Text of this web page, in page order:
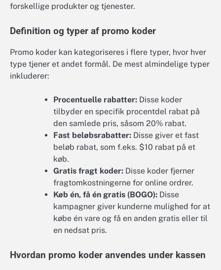
forskellige produkter og tjenester.
Definition og typer af promo koder
Promo koder kan kategoriseres i flere typer, hvor hver
type tjener et andet formål. De mest almindelige typer
inkluderer:
Procentuelle rabatter: Disse koder
tilbyder en specifik procentdel rabat på
den samlede pris, såsom 20% rabat.
Fast beløbsrabatter: Disse giver et fast
beløb rabat, som f.eks. $10 rabat på et
køb.
Gratis fragt koder: Disse koder fjerner
fragtomkostningerne for online ordrer.
Køb én, få én gratis (BOGO): Disse
kampagner giver kunderne mulighed for at
købe én vare og få en anden gratis eller til
en nedsat pris.
Hvordan promo koder anvendes under kassen